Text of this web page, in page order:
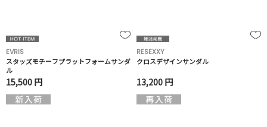
EVRIS
スタッズモチーフプラットフォームサンダ
ル
15,500 円
RESEXXY
クロスデザインサンダル
13,200 円